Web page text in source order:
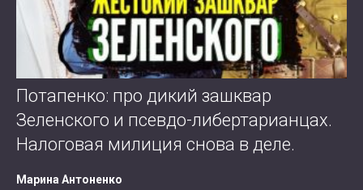
Потапенко: про дикий зашквар
Зеленского и псевдо-либертарианцах.
Налоговая милиция снова в деле.
Марина Антоненко